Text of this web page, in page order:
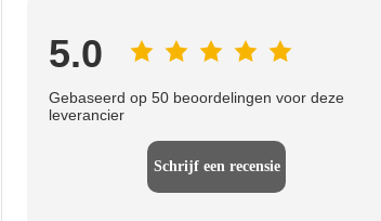
5.0
Gebaseerd op 50 beoordelingen voor deze
leverancier
Schrijf een recensie